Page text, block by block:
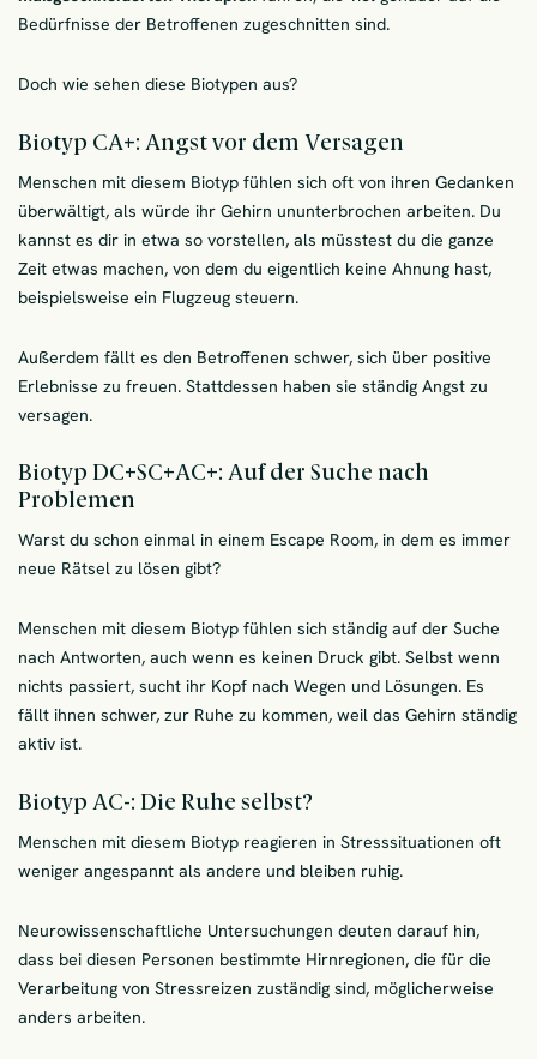
Bedürfnisse der Betroffenen zugeschnitten sind.
Doch wie sehen diese Biotypen aus?
Biotyp CA+: Angst vor dem Versagen
Menschen mit diesem Biotyp fühlen sich oft von ihren Gedanken
überwältigt, als würde ihr Gehirn ununterbrochen arbeiten. Du
kannst es dir in etwa so vorstellen, als müsstest du die ganze
Zeit etwas machen, von dem du eigentlich keine Ahnung hast,
beispielsweise ein Flugzeug steuern.
Außerdem fällt es den Betroffenen schwer, sich über positive
Erlebnisse zu freuen. Stattdessen haben sie ständig Angst zu
versagen.
Biotyp DC+SC+AC+: Auf der Suche nach
Problemen
Warst du schon einmal in einem Escape Room, in dem es immer
neue Rätsel zu lösen gibt?
Menschen mit diesem Biotyp fühlen sich ständig auf der Suche
nach Antworten, auch wenn es keinen Druck gibt. Selbst wenn
nichts passiert, sucht ihr Kopf nach Wegen und Lösungen. Es
fällt ihnen schwer, zur Ruhe zu kommen, weil das Gehirn ständig
aktiv ist.
Biotyp AC-: Die Ruhe selbst?
Menschen mit diesem Biotyp reagieren in Stresssituationen oft
weniger angespannt als andere und bleiben ruhig.
Neurowissenschaftliche Untersuchungen deuten darauf hin,
dass bei diesen Personen bestimmte Hirnregionen, die für die
Verarbeitung von Stressreizen zuständig sind, möglicherweise
anders arbeiten.